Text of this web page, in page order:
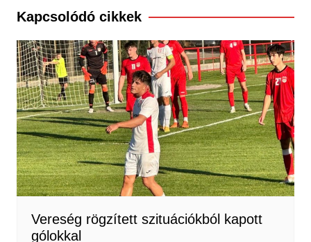
Kapcsolódó cikkek
Vereség rögzített szituációkból kapott
gólokkal